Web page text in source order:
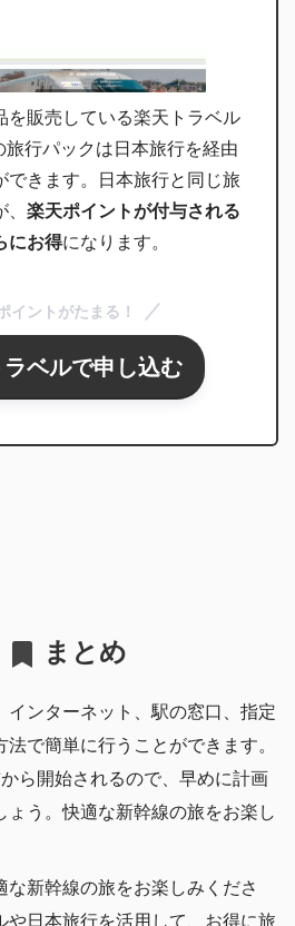
販売している楽天トラベル
旅行パックは日本旅行を経由
できます。日本旅行と同じ旅
、楽天ポイントが付与される
にお得になります。
イントがたまる！
ベルで申し込む
まとめ
インターネット、駅の窓口、指定
で簡単に行うことができます。
ら開始されるので、早めに計画
ょう。快適な新幹線の旅をお楽し
な新幹線の旅をお楽しみくださ
や日本旅行を活用して、お得に旅